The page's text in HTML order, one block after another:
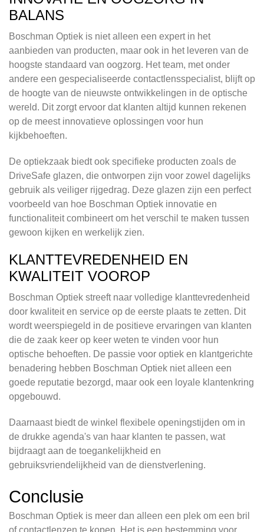
BALANS
Boschman Optiek is niet alleen een expert in het
aanbieden van producten, maar ook in het leveren van de
hoogste standaard van oogzorg. Het team, met onder
andere een gespecialiseerde contactlensspecialist, blijft op
de hoogte van de nieuwste ontwikkelingen in de optische
wereld. Dit zorgt ervoor dat klanten altijd kunnen rekenen
op de meest innovatieve oplossingen voor hun
kijkbehoeften.
De optiekzaak biedt ook specifieke producten zoals de
DriveSafe glazen, die ontworpen zijn voor zowel dagelijks
gebruik als veiliger rijgedrag. Deze glazen zijn een perfect
voorbeeld van hoe Boschman Optiek innovatie en
functionaliteit combineert om het verschil te maken tussen
gewoon kijken en werkelijk zien.
KLANTTEVREDENHEID EN
KWALITEIT VOOROP
Boschman Optiek streeft naar volledige klanttevredenheid
door kwaliteit en service op de eerste plaats te zetten. Dit
wordt weerspiegeld in de positieve ervaringen van klanten
die de zaak keer op keer weten te vinden voor hun
optische behoeften. De passie voor optiek en klantgerichte
benadering hebben Boschman Optiek niet alleen een
goede reputatie bezorgd, maar ook een loyale klantenkring
opgebouwd.
Daarnaast biedt de winkel flexibele openingstijden om in
de drukke agenda's van haar klanten te passen, wat
bijdraagt aan de toegankelijkheid en
gebruiksvriendelijkheid van de dienstverlening.
Conclusie
Boschman Optiek is meer dan alleen een plek om een bril